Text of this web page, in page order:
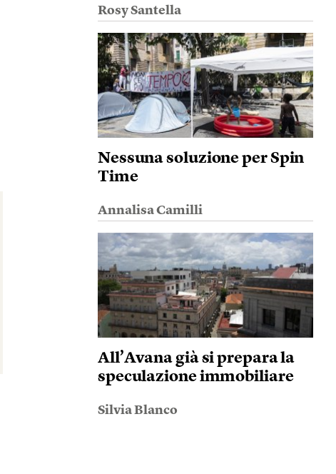
Rosy Santella
Nessuna soluzione per Spin
Time
Annalisa Camilli
All’Avana già si prepara la
speculazione immobiliare
Silvia Blanco